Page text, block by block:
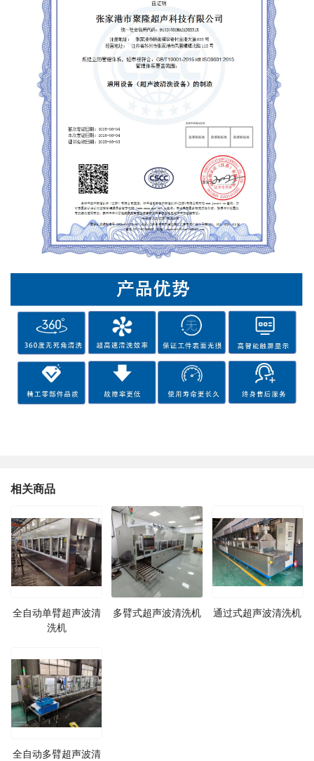
相关商品
全自动单臂超声波清
洗机
多臂式超声波清洗机 通过式超声波清洗机
全自动多臂超声波清